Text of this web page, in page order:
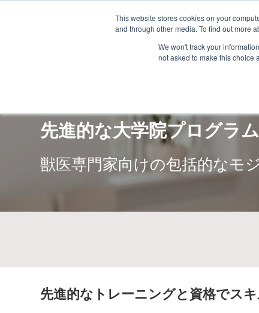
This website stores cookies on your
and through other media. To find out more
We won't track your
not asked to make this choice
お問い合わせ
先進的な大学院プログラム
獣医専門家向けの包括的なモ
先進的なトレーニングと資格でス